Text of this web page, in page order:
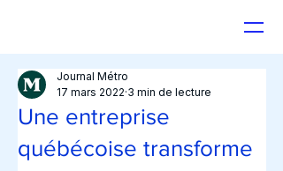
Une entreprise
québécoise transforme
Journal Métro
17 mars 2022 3 min de lecture